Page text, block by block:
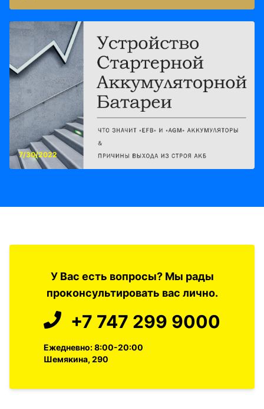
7/30/2022
У Вас есть вопросы? Мы рады
проконсультировать вас лично.
+7 747 299 9000
Ежедневно: 8:00-20:00
Шемякина, 290